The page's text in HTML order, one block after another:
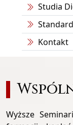
Studia
Kontakt
Wyższe